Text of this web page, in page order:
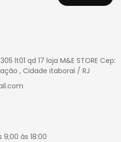
lt01 qd 17 loja M&E STORE Cep:
, Cidade itaborai / RJ
às 18:00